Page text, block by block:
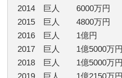
2014 巨人 6000万円
2015 巨人 4800万円
2016 巨人 1億円
2017 巨人 1億5000万円
2018 巨人 1億5000万円
2019 巨人 1億2150万円